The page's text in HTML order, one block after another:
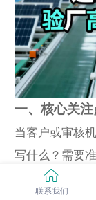
一、核心关
当客户或审核
写什么？需要
字面含义，而
联系我们